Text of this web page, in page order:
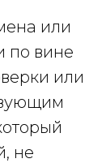
или
по вине
или
не